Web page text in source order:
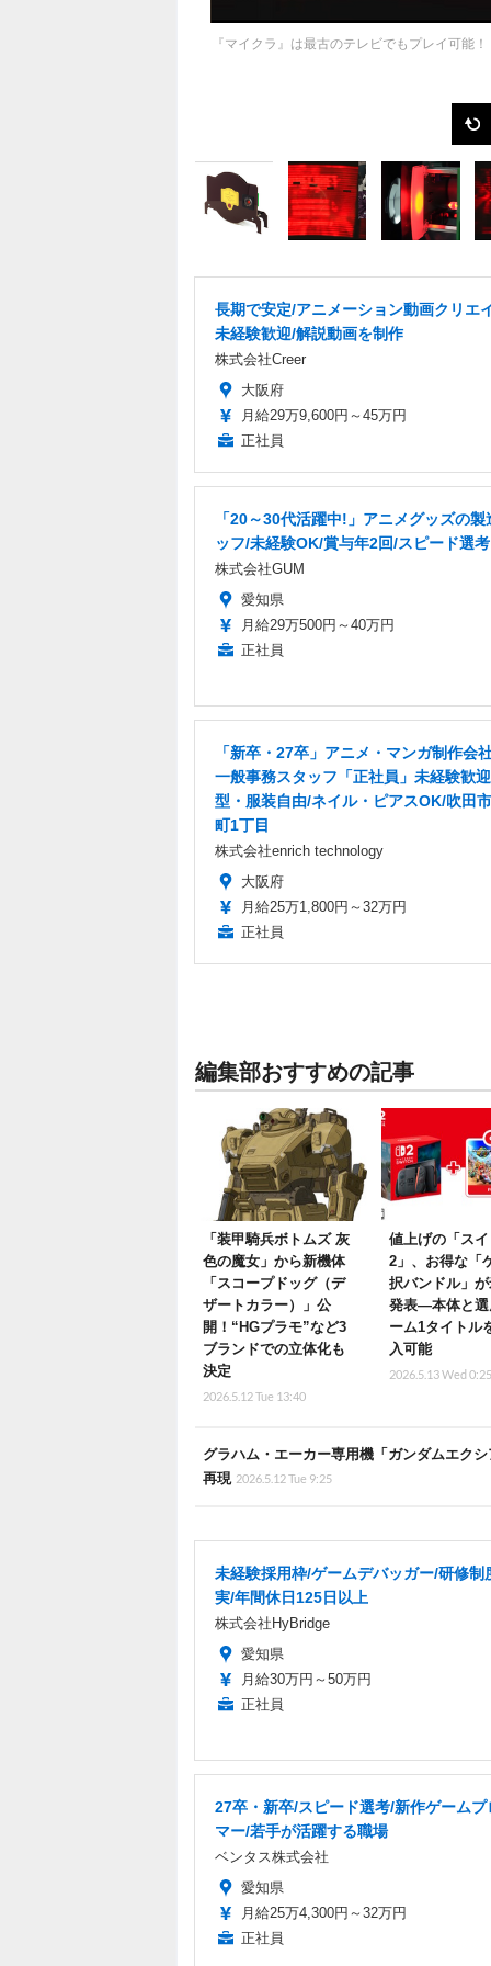
『マイクラ』は最古のテレビでもプレイ可能
長期で安定/アニメーション動画クリエ
未経験歓迎/解説動画を制作
株式会社Creer
大阪府
月給29万9,600円～45万円
正社員
「20～30代活躍中!」アニメグッズの製
ッフ/未経験OK/賞与年2回/スピード選考
株式会社GUM
愛知県
月給29万500円～40万円
正社員
「新卒・27卒」アニメ・マンガ制作会
一般事務スタッフ「正社員」未経験歓
型・服装自由/ネイル・ピアスOK/吹田
町1丁目
株式会社enrich technology
大阪府
月給25万1,800円～32万円
正社員
編集部おすすめの記事
「装甲騎兵ボトムズ 灰
色の魔女」から新機体
「スコープドッグ（デ
ザートカラー）」公
開！“HGプラモ”など3
ブランドでの立体化も
決定
2026.5.12 Tue 13:40
値上げの「ス
2」、お得な「
択バンドル」
発表―本体と選
ーム1タイトル
入可能
2026.5.13 Wed
グラハム・エーカー専用機「ガンダムエク
再現 2026.5.12 Tue 9:25
未経験採用枠/ゲームデバッガー/研修制
実/年間休日125日以上
株式会社HyBridge
愛知県
月給30万円～50万円
正社員
27卒・新卒/スピード選考/新作ゲームプ
マー/若手が活躍する職場
ベンタス株式会社
愛知県
月給25万4,300円～32万円
正社員